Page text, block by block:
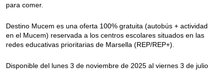
para comer.
Destino Mucem es una oferta 100% gratuita (autobús + actividad
en el Mucem) reservada a los centros escolares situados en las
redes educativas prioritarias de Marsella (REP/REP+).
Disponible del lunes 3 de noviembre de 2025 al viernes 3 de julio